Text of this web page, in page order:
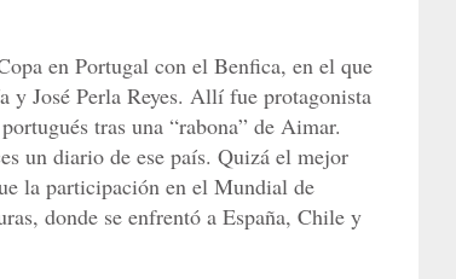
en Portugal con el Benfica, en el que
José Perla Reyes. Allí fue protagonista
tras una “rabona” de Aimar.
un diario de ese país. Quizá el mejor
la participación en el Mundial de
donde se enfrentó a España, Chile y